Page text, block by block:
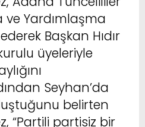
ve Yardımlaşma
Başkan Hıdır
üyeleriyle
Seyhan’da
belirten
“Partili partisiz bir